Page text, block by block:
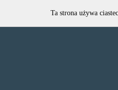
Ta strona używa